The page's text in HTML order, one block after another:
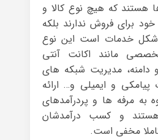
هستند که هیچ نوع کالا و
برای فروش ندارند بلکه
شکل خدمات است این نوع
مانند اکانت آنتی
مدیریت شبکه های
پیامکی و ایمیلی و… ارائه
به مرفه ها و پردرآمدهای
هستند و کسب درآمدشان
مخفی است.